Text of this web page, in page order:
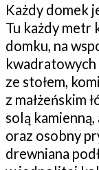
Każdy domek
Tu każdy metr
domku, na
kwadratowych
ze stołem,
z małżeńskim
solą
oraz osobny
drewniana